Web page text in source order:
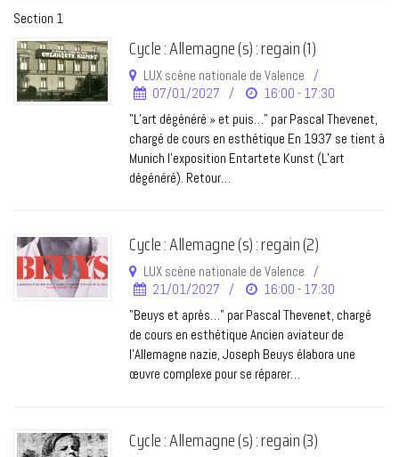
Section 1
Cycle : Allemagne (s) : regain (1)
LUX scène nationale de Valence
07/01/2027
16:00 - 17:30
"L’art dégénéré » et puis…" par Pascal Thevenet,
chargé de cours en esthétique En 1937 se tient à
Munich l’exposition Entartete Kunst (L’art
dégénéré). Retour…
Cycle : Allemagne (s) : regain (2)
LUX scène nationale de Valence
21/01/2027
16:00 - 17:30
"Beuys et après…" par Pascal Thevenet, chargé
de cours en esthétique Ancien aviateur de
l’Allemagne nazie, Joseph Beuys élabora une
œuvre complexe pour se réparer…
Cycle : Allemagne (s) : regain (3)